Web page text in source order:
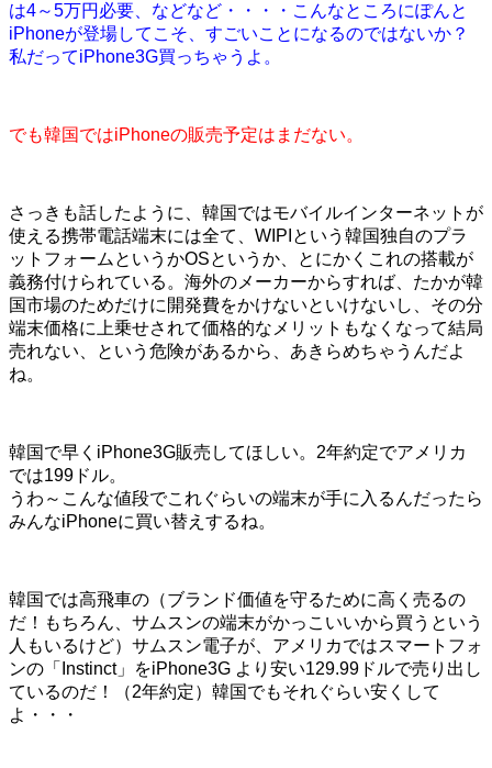
は4～5万円必要、などなど・・・・こんなところにぽんと
iPhoneが登場してこそ、すごいことになるのではないか？
私だってiPhone3G買っちゃうよ。
でも韓国ではiPhoneの販売予定はまだない。
さっきも話したように、韓国ではモバイルインターネットが
使える携帯電話端末には全て、WIPIという韓国独自のプラ
ットフォームというかOSというか、とにかくこれの搭載が
義務付けられている。海外のメーカーからすれば、たかが韓
国市場のためだけに開発費をかけないといけないし、その分
端末価格に上乗せされて価格的なメリットもなくなって結局
売れない、という危険があるから、あきらめちゃうんだよ
ね。
韓国で早くiPhone3G販売してほしい。2年約定でアメリカ
では199ドル。
うわ～こんな値段でこれぐらいの端末が手に入るんだったら
みんなiPhoneに買い替えするね。
韓国では高飛車の（ブランド価値を守るために高く売るの
だ！もちろん、サムスンの端末がかっこいいから買うという
人もいるけど）サムスン電子が、アメリカではスマートフォ
ンの「Instinct」をiPhone3G より安い129.99ドルで売り出し
ているのだ！（2年約定）韓国でもそれぐらい安くして
よ・・・